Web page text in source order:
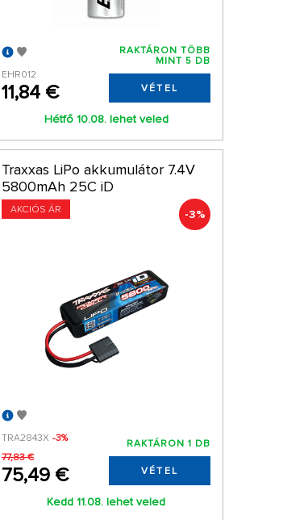
EHR012
11,84 €
RAKTÁRON TÖBB
MINT 5 DB
VÉTEL
Hétfő 10.08. lehet veled
Traxxas LiPo akkumulátor 7.4V
5800mAh 25C iD
AKCIÓS ÁR -3%
TRA2843X -3%
77,83 €
75,49 €
RAKTÁRON 1 DB
VÉTEL
Kedd 11.08. lehet veled